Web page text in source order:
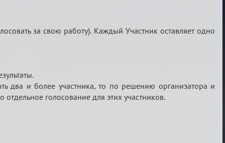
за свою работу). Каждый Участник оставляет одно
два и более участника, то по решению организатора и
голосование для этих участников.